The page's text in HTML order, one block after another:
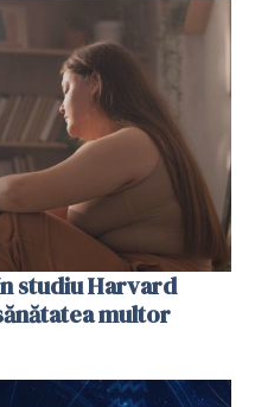
studiu Harvard
multor